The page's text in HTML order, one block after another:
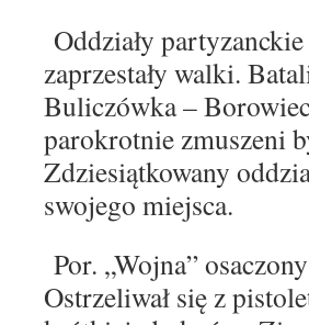
Oddziały
zaprzestały walki.
Buliczówka –
parokrotnie zmuszeni
Zdziesiątkowany
swojego miejsca.
Por. „Wojna”
Ostrzeliwał się z